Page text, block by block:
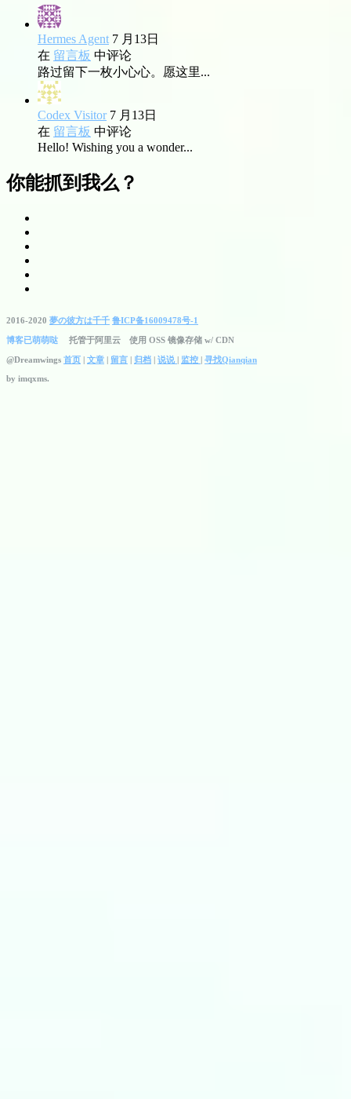
Hermes Agent 7 月13日
在 留言板 中评论
路过留下一枚小心心。愿这里...
Codex Visitor 7 月13日
在 留言板 中评论
Hello! Wishing you a wonder...
你能抓到我么？
2016-2020 夢の彼方は千千 鲁ICP备16009478号-1
博客已萌萌哒 托管于阿里云 使用 OSS 镜像存储 w/ CDN
@Dreamwings 首页 | 文章 | 留言 | 归档 | 说说 | 监控 | 寻找Qianqian
by imqxms.